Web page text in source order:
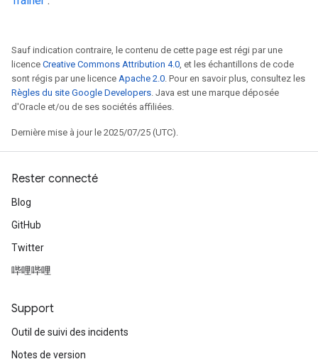
Sauf indication contraire, le contenu de cette page est régi par une
licence Creative Commons Attribution 4.0, et les échantillons de code
sont régis par une licence Apache 2.0. Pour en savoir plus, consultez les
Règles du site Google Developers. Java est une marque déposée
d'Oracle et/ou de ses sociétés affiliées.
Dernière mise à jour le 2025/07/25 (UTC).
Rester connecté
Blog
GitHub
Twitter
哔哩哔哩
Support
Outil de suivi des incidents
Notes de version